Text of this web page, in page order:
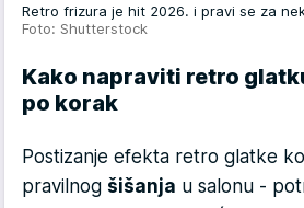
Retro frizura je hit 2026. i pravi se za
Foto: Shutterstock
Kako napraviti retro
po korak
Postizanje efekta retro glatke
pravilnog šišanja u salonu -